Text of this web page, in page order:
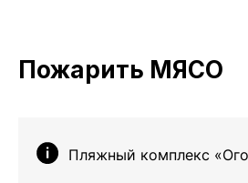
Пожарить МЯСО
Пляжный комплекс
Написать редакции
ООО «Вам понравится»
события